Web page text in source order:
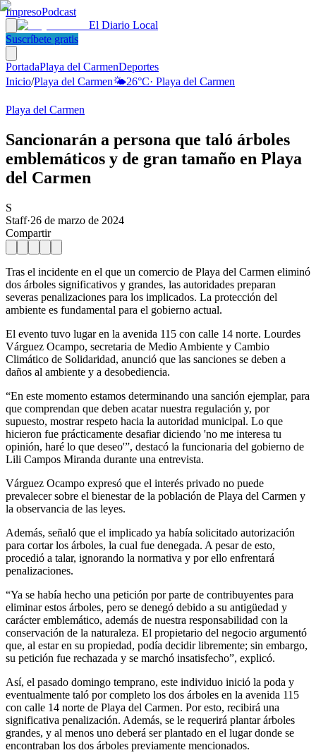
ImpresoPodcast
El Diario Local
Suscríbete gratis
PortadaPlaya del CarmenDeportes
Inicio/Playa del Carmen🌤️26°C· Playa del Carmen
Playa del Carmen
Sancionarán a persona que taló árboles
emblemáticos y de gran tamaño en Playa
del Carmen
S
Staff·26 de marzo de 2024
Compartir
Tras el incidente en el que un comercio de Playa del Carmen eliminó
dos árboles significativos y grandes, las autoridades preparan
severas penalizaciones para los implicados. La protección del
ambiente es fundamental para el gobierno actual.
El evento tuvo lugar en la avenida 115 con calle 14 norte. Lourdes
Várguez Ocampo, secretaria de Medio Ambiente y Cambio
Climático de Solidaridad, anunció que las sanciones se deben a
daños al ambiente y a desobediencia.
“En este momento estamos determinando una sanción ejemplar, para
que comprendan que deben acatar nuestra regulación y, por
supuesto, mostrar respeto hacia la autoridad municipal. Lo que
hicieron fue prácticamente desafiar diciendo 'no me interesa tu
opinión, haré lo que deseo'”, destacó la funcionaria del gobierno de
Lili Campos Miranda durante una entrevista.
Várguez Ocampo expresó que el interés privado no puede
prevalecer sobre el bienestar de la población de Playa del Carmen y
la observancia de las leyes.
Además, señaló que el implicado ya había solicitado autorización
para cortar los árboles, la cual fue denegada. A pesar de esto,
procedió a talar, ignorando la normativa y por ello enfrentará
penalizaciones.
“Ya se había hecho una petición por parte de contribuyentes para
eliminar estos árboles, pero se denegó debido a su antigüedad y
carácter emblemático, además de nuestra responsabilidad con la
conservación de la naturaleza. El propietario del negocio argumentó
que, al estar en su propiedad, podía decidir libremente; sin embargo,
su petición fue rechazada y se marchó insatisfecho”, explicó.
Así, el pasado domingo temprano, este individuo inició la poda y
eventualmente taló por completo los dos árboles en la avenida 115
con calle 14 norte de Playa del Carmen. Por esto, recibirá una
significativa penalización. Además, se le requerirá plantar árboles
grandes, y al menos uno deberá ser plantado en el lugar donde se
encontraban los dos árboles previamente mencionados.